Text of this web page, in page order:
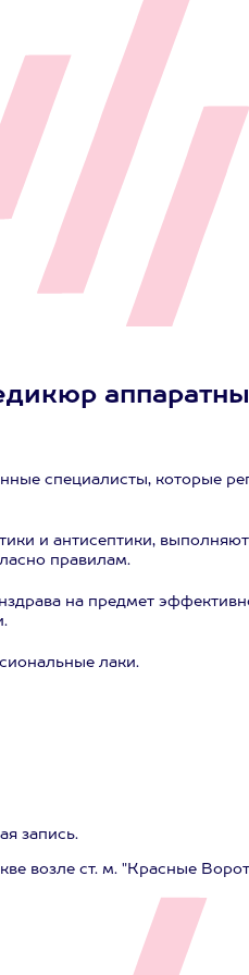
специалисты, которые
и антисептики,
правилам.
на предмет
лаки.
запись.
возле ст. м. "Красные